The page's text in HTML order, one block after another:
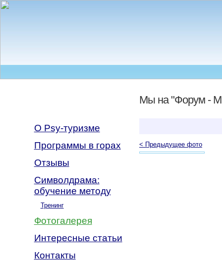
Мы на "Форум -
< Предыдущее фото
О Psy-туризме
Программы в горах
Отзывы
Символдрама:
обучение методу
Тренинг
Фотогалерея
Интересные статьи
Контакты